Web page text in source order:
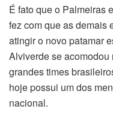
É fato que o Palmeiras
fez com que as demais
atingir o novo patamar
Alviverde se acomodou
grandes times
hoje possui um dos
nacional.